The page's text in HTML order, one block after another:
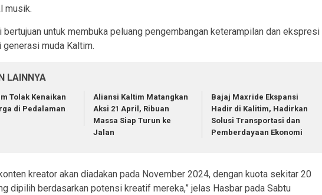
musik.
bertujuan untuk membuka peluang pengembangan keterampilan dan ekspresi
muda Kaltim.
LAINNYA
Tolak Kenaikan
di Pedalaman
Aliansi Kaltim Matangkan
Aksi 21 April, Ribuan
Massa Siap Turun ke
Jalan
Bajaj Maxride Ekspansi
Hadir di Kalitim, Hadirkan
Solusi Transportasi dan
Pemberdayaan Ekonomi
kreator akan diadakan pada November 2024, dengan kuota sekitar 20
dipilih berdasarkan potensi kreatif mereka,” jelas Hasbar pada Sabtu